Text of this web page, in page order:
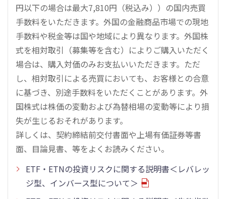
円以下の場合は最大7,810円（税込み））の国内売買
手数料をいただきます。外国の金融商品市場での現地
手数料や税金等は国や地域により異なります。外国株
式を相対取引（募集等を含む）によりご購入いただく
場合は、購入対価のみお支払いいただきます。ただ
し、相対取引による売買においても、お客様との合意
に基づき、別途手数料をいただくことがあります。外
国株式は株価の変動および為替相場の変動等により損
失が生じるおそれがあります。
詳しくは、契約締結前交付書面や上場有価証券等書
面、目論見書、等をよくお読みください。
ETF・ETNの投資リスクに関する説明書＜レバレッ
ジ型、インバース型について＞